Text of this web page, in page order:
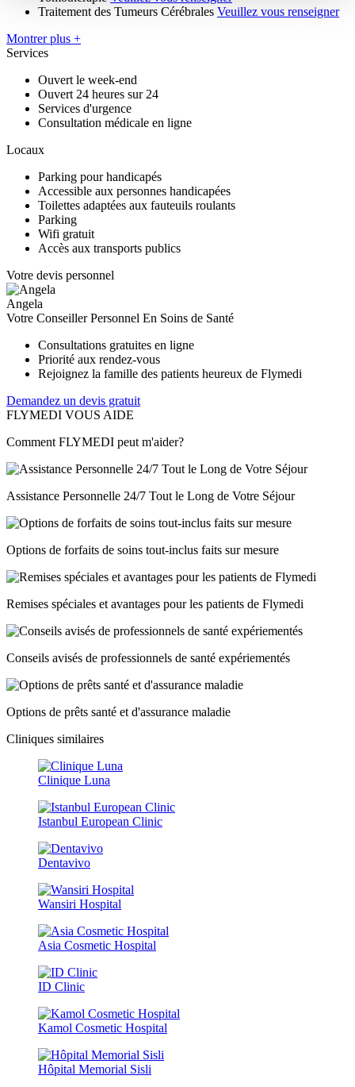
Traitement des Tumeurs Cérébrales Veuillez vous renseigner
Montrer plus +
Services
Ouvert le week-end
Ouvert 24 heures sur 24
Services d'urgence
Consultation médicale en ligne
Locaux
Parking pour handicapés
Accessible aux personnes handicapées
Toilettes adaptées aux fauteuils roulants
Parking
Wifi gratuit
Accès aux transports publics
Votre devis personnel
Angela
Votre Conseiller Personnel En Soins de Santé
Consultations gratuites en ligne
Priorité aux rendez-vous
Rejoignez la famille des patients heureux de Flymedi
Demandez un devis gratuit
FLYMEDI VOUS AIDE
Comment FLYMEDI peut m'aider?
Assistance Personnelle 24/7 Tout le Long de Votre Séjour
Options de forfaits de soins tout-inclus faits sur mesure
Remises spéciales et avantages pour les patients de Flymedi
Conseils avisés de professionnels de santé expériementés
Options de prêts santé et d'assurance maladie
Cliniques similaires
Clinique Luna
Istanbul European Clinic
Dentavivo
Wansiri Hospital
Asia Cosmetic Hospital
ID Clinic
Kamol Cosmetic Hospital
Hôpital Memorial Sisli